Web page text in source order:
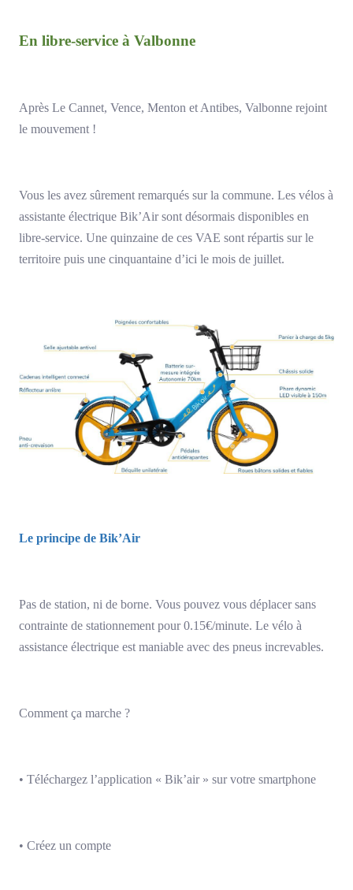
En libre-service à Valbonne
Après Le Cannet, Vence, Menton et Antibes, Valbonne rejoint
le mouvement !
Vous les avez sûrement remarqués sur la commune. Les vélos à
assistante électrique Bik’Air sont désormais disponibles en
libre-service. Une quinzaine de ces VAE sont répartis sur le
territoire puis une cinquantaine d’ici le mois de juillet.
Le principe de Bik’Air
Pas de station, ni de borne. Vous pouvez vous déplacer sans
contrainte de stationnement pour 0.15€/minute. Le vélo à
assistance électrique est maniable avec des pneus increvables.
Comment ça marche ?
• Téléchargez l’application « Bik’air » sur votre smartphone
• Créez un compte